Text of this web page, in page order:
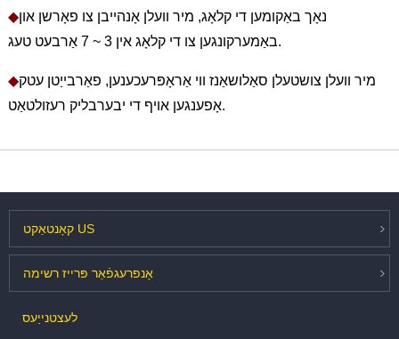
◆נאָך באַקומען די קלאָג, מיר וועלן אָנהייבן צו פאָרשן און
באַמערקונגען צו די קלאָג אין 3 ~ 7 אַרבעט טעג.
◆מיר וועלן צושטעלן סאַלושאַנז ווי אַראָפּרעכענען, פאַרבייַטן עטק
אָפענגען אויף די יבערבליק רעזולטאַט.
קאָנטאַקט US
אָנפרעגפֿאַר פּרייז רשימה
לעצטנייַעס